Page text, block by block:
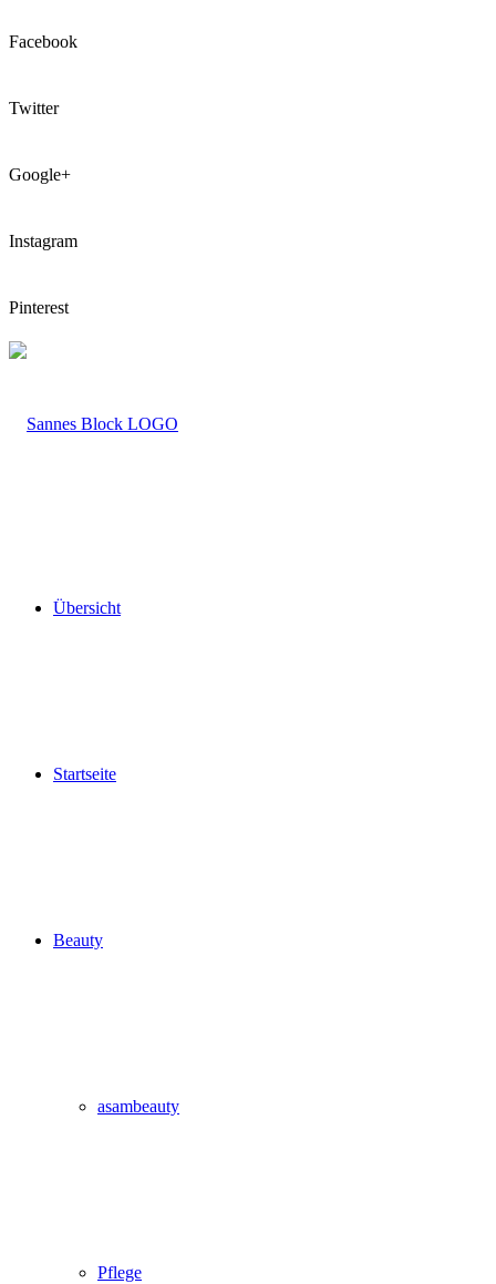
Facebook
Twitter
Google+
Instagram
Pinterest
LOGO
Übersicht
Startseite
Beauty
asambeauty
Pflege